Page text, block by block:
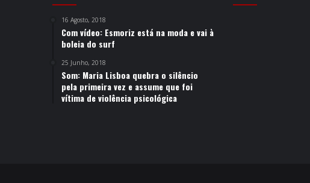
16 Agosto, 2018
Com vídeo: Esmoriz está na moda e vai à
boleia do surf
25 Junho, 2018
Som: Maria Lisboa quebra o silêncio
pela primeira vez e assume que foi
vítima de violência psicológica